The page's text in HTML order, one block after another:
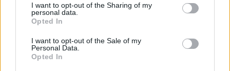
I want to opt-out of the Sharing of my
personal data.
Opted In
I want to opt-out of the Sale of my
Personal Data.
Opted In
posjeduje certifikat općine sa povoljnim poslovnim
okruženjem. Trening centar i ostale predispozicije
ekonomsko čudo BiH.